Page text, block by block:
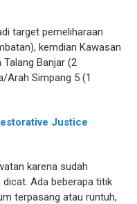
target pemeliharaan
kemdian Kawasan
Banjar (2
Arah Simpang 5 (1
Justice
karena sudah
Ada beberapa titik
terpasang atau runtuh,